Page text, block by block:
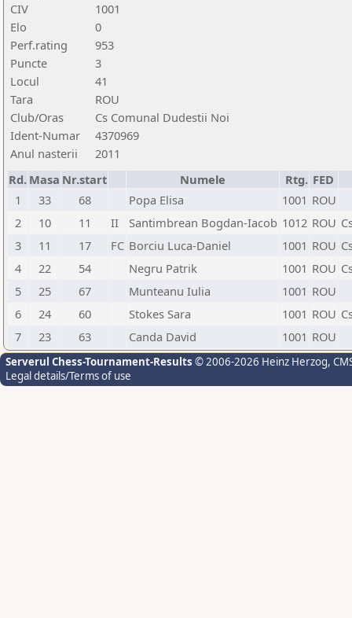
CIV
1001
Elo
0
Perf.rating
953
Puncte
3
Locul
41
Tara
ROU
Club/Oras
Cs Comunal Dudestii Noi
Ident-Numar
4370969
Anul nasterii
2011
Rd. Masa Nr.start Numele Rtg. FED
1
33 68 Popa Elisa 1001 ROU
2
10 11 II Santimbrean Bogdan-Iacob 1012 ROU
3
11 17 FC Borciu Luca-Daniel 1001 ROU
4
22 54 Negru Patrik 1001 ROU
5
25 67 Munteanu Iulia 1001 ROU
6
24 60 Stokes Sara 1001 ROU
7
23 63 Canda David 1001 ROU
Serverul Chess-Tournament-Results © 2006-2026 Heinz Herzog,
Legal details/Terms of use